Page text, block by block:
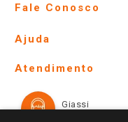
Fale Conosco
Lojas Físicas e Horários
Ofertas
Televendas
Ajuda
Formas de Pagamento
Atendimento
Giassi